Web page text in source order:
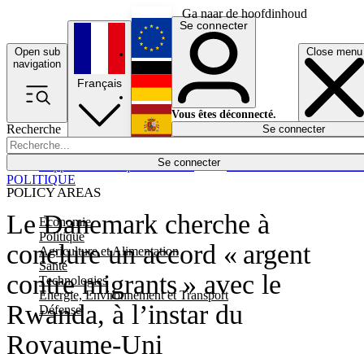
Ga naar de hoofdinhoud
Open sub
navigation
Close menu
Recherche
Se connecter
POLICY AREAS
Economie
Politique
Agriculture et Alimentation
Santé
Technologies
Energie, Environnement et Transport
Défense
Économie
Français
English
Deutsch
Español
Se connecter
Vous êtes déconnecté.
Se connecter
Le Danemark cherche à
conclure un accord « argent
contre migrants » avec le
Rwanda, à l’instar du
Royaume-Uni
POLITIQUE